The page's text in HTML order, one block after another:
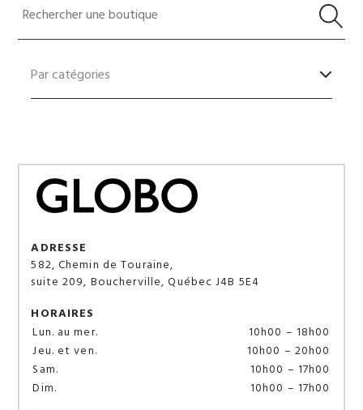
Par catégories
Chaussures
Grandes surfaces
Local à louer
Maison & décoration intérieure
Mode
Musique et électronique
ADRESSE
582, Chemin de Touraine,
suite 209, Boucherville, Québec J4B 5E4
HORAIRES
Lun. au mer.
10h00 – 18h00
Jeu. et ven.
10h00 – 20h00
Sam.
10h00 – 17h00
Dim.
10h00 – 17h00